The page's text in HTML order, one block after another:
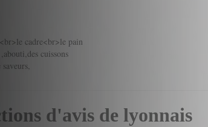
cadre<br>le pain
cuissons
d'avis de lyonnais